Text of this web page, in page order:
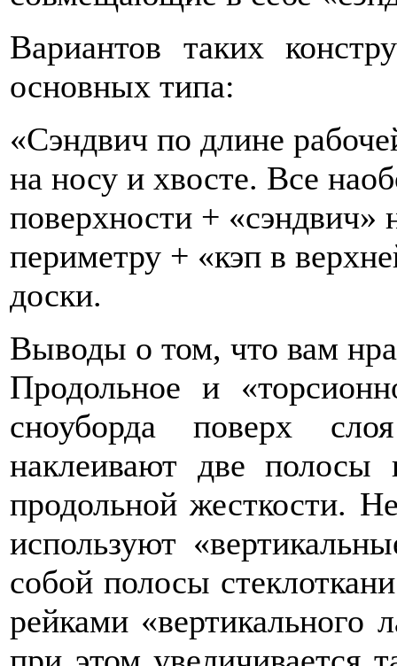
Вариантов таких
основных типа:
«Сэндвич по длине
на носу и хвосте. Все
поверхности + «сэндвич»
периметру + «кэп в
доски.
Выводы о том, что вам
Продольное и
сноуборда поверх
наклеивают две
продольной жесткости.
используют
собой полосы
рейками «вертикального